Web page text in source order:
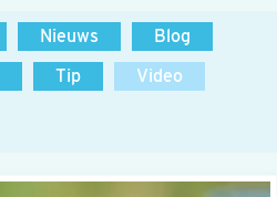
Nieuws
Blog
Tip
Video